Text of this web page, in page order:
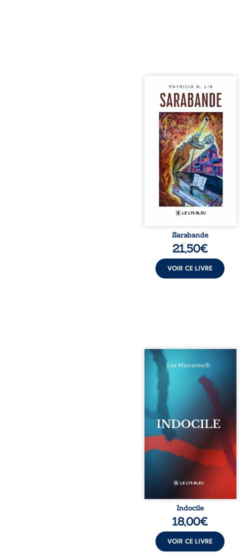
Aux chants crépitants de l’été,
Sous le silence ouaté de la
neige en hiver, Au cours de
nuits pâles, Dans la clarté
bienveillante de la lune, Rêves,
pensées, révoltes et espoirs…
Des mots s’assemblent, colorés,
rebelles aux règles de la
poésie, mais chantant en
rythme. Ils forment une
sarabande, passionnée souvent,
Sarabande
21,50€
VOIR CE LIVRE
Quatre parties. Quatre refus.
Quatre visages d’une existence
en friction. Entre les silences
qu’on ne déchiffre pas, les
amours qu’on dérange, les
corps qu’on administre et les
liens qu’on sabote, cet ouvrage
parle à celles et ceux qui
vivent trop fort, trop vrai, trop
tôt. Indocile est une traversée.
Une langue nue. Une
insurrection calme. Une
déclaration d’existence pour ...
Indocile
18,00€
VOIR CE LIVRE